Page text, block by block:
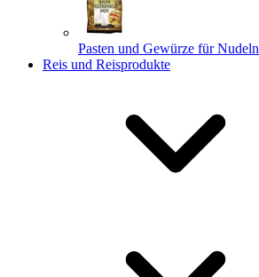
Pasten und Gewürze für Nudeln
Reis und Reisprodukte